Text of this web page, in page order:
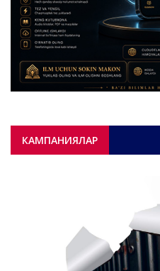
КАМПАНИЯЛАР